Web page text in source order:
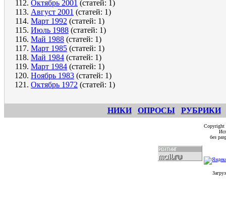
Октябрь 2001 (статей: 1)
Август 2001 (статей: 1)
Март 1992 (статей: 1)
Июль 1988 (статей: 1)
Май 1988 (статей: 1)
Март 1985 (статей: 1)
Май 1984 (статей: 1)
Март 1984 (статей: 1)
Ноябрь 1983 (статей: 1)
Октябрь 1972 (статей: 1)
НИКИ ОПРОСЫ РУБРИКИ
без